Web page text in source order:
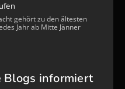
gehört zu den ältesten
Jahr ab Mitte Jänner
Blogs informiert